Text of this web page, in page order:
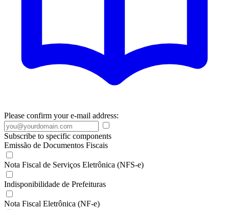
Please confirm your e-mail address:
Subscribe to specific components
Emissão de Documentos Fiscais
Nota Fiscal de Serviços Eletrônica (NFS-e)
Indisponibilidade de Prefeituras
Nota Fiscal Eletrônica (NF-e)